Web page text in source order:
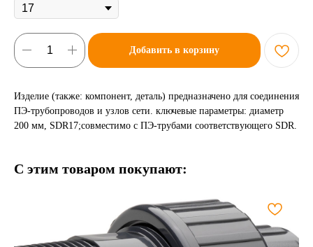
Добавить в корзину
Изделие (также: компонент, деталь) предназначено для соединения
ПЭ-трубопроводов и узлов сети. ключевые параметры: диаметр
200 мм, SDR17;совместимо с ПЭ-трубами соответствующего SDR.
С этим товаром покупают: